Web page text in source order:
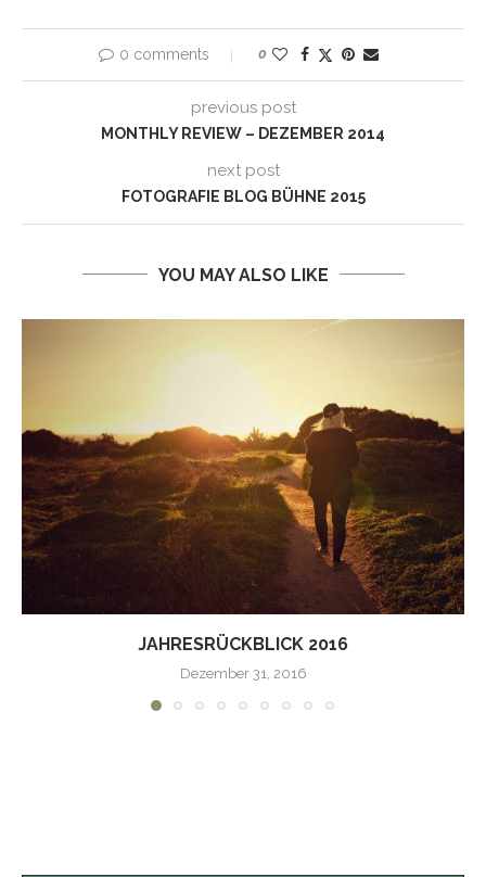
0 comments 0
previous post
MONTHLY REVIEW – DEZEMBER 2014
next post
FOTOGRAFIE BLOG BÜHNE 2015
YOU MAY ALSO LIKE
JAHRESRÜCKBLICK 2016
Dezember 31, 2016